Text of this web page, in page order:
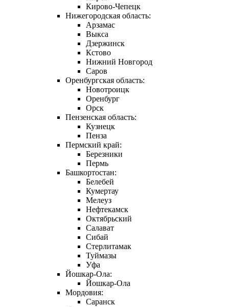
Кирово-Чепецк
Нижегородская область:
Арзамас
Выкса
Дзержинск
Кстово
Нижний Новгород
Саров
Оренбургская область:
Новотроицк
Оренбург
Орск
Пензенская область:
Кузнецк
Пенза
Пермский край:
Березники
Пермь
Башкортостан:
Белебей
Кумертау
Мелеуз
Нефтекамск
Октябрьский
Салават
Сибай
Стерлитамак
Туймазы
Уфа
Йошкар-Ола:
Йошкар-Ола
Мордовия:
Саранск